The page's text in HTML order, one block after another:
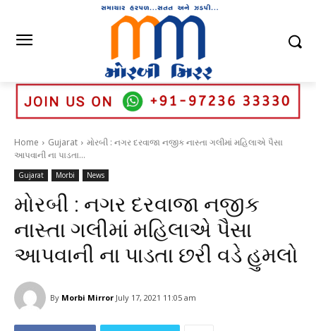
Home Gujarat
મોરબી : નગર દરવાજા નજીક નાસ્તા ગલીમાં મહિલાએ પૈસા
આપવાની ના પાડતા...
Gujarat Morbi News
મોરબી : નગર દરવાજા નજીક
નાસ્તા ગલીમાં મહિલાએ પૈસા
આપવાની ના પાડતા છરી વડે હુમલો
By Morbi Mirror July 17, 2021 11:05 am